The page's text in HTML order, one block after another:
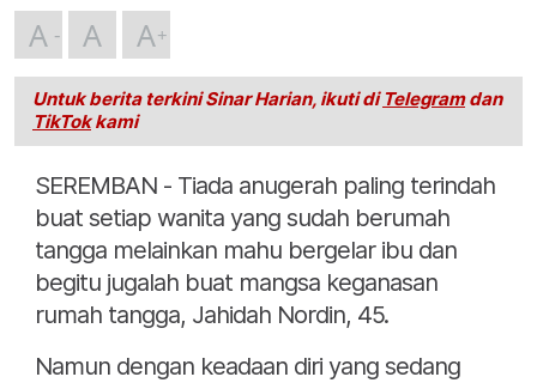
A A A
Untuk berita terkini Sinar Harian, ikuti di Telegramdan
TikTokkami
SEREMBAN - Tiada anugerah paling terindah
buat setiap wanita yang sudah berumah
tangga melainkan mahu bergelar ibu dan
begitu jugalah buat mangsa keganasan
rumah tangga, Jahidah Nordin, 45.
Namun dengan keadaan diri yang sedang